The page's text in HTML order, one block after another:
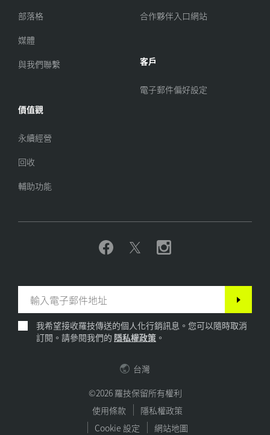
部落格
媒體
與我們聯繫
價值觀
永續經營
回收
輔助功能
合作夥伴入口網站
客戶
電子郵件偏好設定
我希望接收羅技傳送的個人化行銷訊息。您可以隨時取消
訂閱。請參閱我們的 隱私權政策 。
©2026 羅技保留所有權利
使用條款
隱私權政策
Cookie 設定
網站地圖
台灣